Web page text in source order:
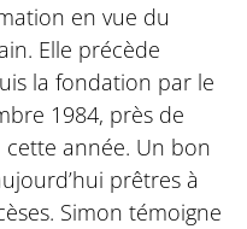
en vue du
Elle précède
la fondation par le
1984, près de
année. Un bon
prêtres à
Simon témoigne